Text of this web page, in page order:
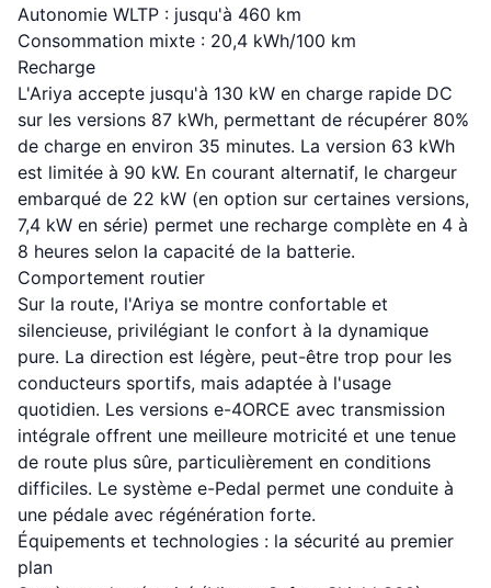
Autonomie WLTP : jusqu'à 460 km
Consommation mixte : 20,4 kWh/100 km
Recharge
L'Ariya accepte jusqu'à 130 kW en charge rapide DC
sur les versions 87 kWh, permettant de récupérer 80%
de charge en environ 35 minutes. La version 63 kWh
est limitée à 90 kW. En courant alternatif, le chargeur
embarqué de 22 kW (en option sur certaines versions,
7,4 kW en série) permet une recharge complète en 4 à
8 heures selon la capacité de la batterie.
Comportement routier
Sur la route, l'Ariya se montre confortable et
silencieuse, privilégiant le confort à la dynamique
pure. La direction est légère, peut-être trop pour les
conducteurs sportifs, mais adaptée à l'usage
quotidien. Les versions e-4ORCE avec transmission
intégrale offrent une meilleure motricité et une tenue
de route plus sûre, particulièrement en conditions
difficiles. Le système e-Pedal permet une conduite à
une pédale avec régénération forte.
Équipements et technologies : la sécurité au premier
plan